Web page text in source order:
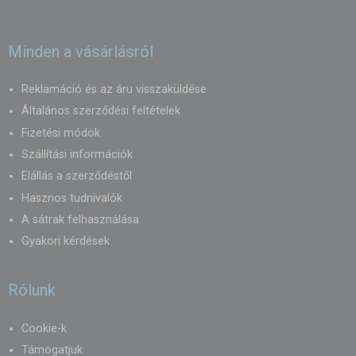
Minden a vásárlásról
Reklamáció és az áru visszaküldése
Általános szerződési feltételek
Fizetési módok
Szállítási információk
Elállás a szerződéstől
Hasznos tudnivalók
A sátrak felhasználása
Gyakori kérdések
Rólunk
Cookie-k
Támogatjuk